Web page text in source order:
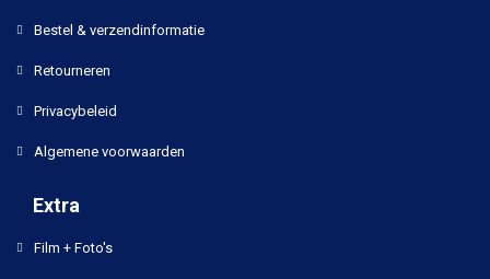
Bestel & verzendinformatie
Retourneren
Privacybeleid
Algemene voorwaarden
Extra
Film + Foto's